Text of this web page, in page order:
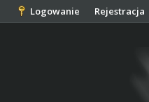
Logowanie Rejestracja